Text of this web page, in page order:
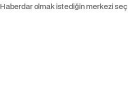
Haberdar olmak istediğin merkezi seç